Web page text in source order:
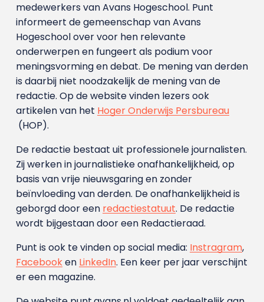
medewerkers van Avans Hoge­school. Punt
informeert de gemeenschap van Avans
Hogeschool over voor hen relevante
onderwerpen en fungeert als podium voor
meningsvorming en debat. De mening van derden
is daarbij niet noodzakelijk de mening van de
redactie. Op de website vinden lezers ook
artikelen van het Hoger Onderwijs Persbureau
(HOP).
De redactie bestaat uit professionele journalisten.
Zij werken in journalistieke onafhankelijkheid, op
basis van vrije nieuwsgaring en zonder
beïnvloeding van derden. De onafhankelijkheid is
geborgd door een redactiestatuut. De redactie
wordt bijgestaan door een Redactieraad.
Punt is ook te vinden op social media: Instragram,
Facebooken LinkedIn. Een keer per jaar verschijnt
er een magazine.